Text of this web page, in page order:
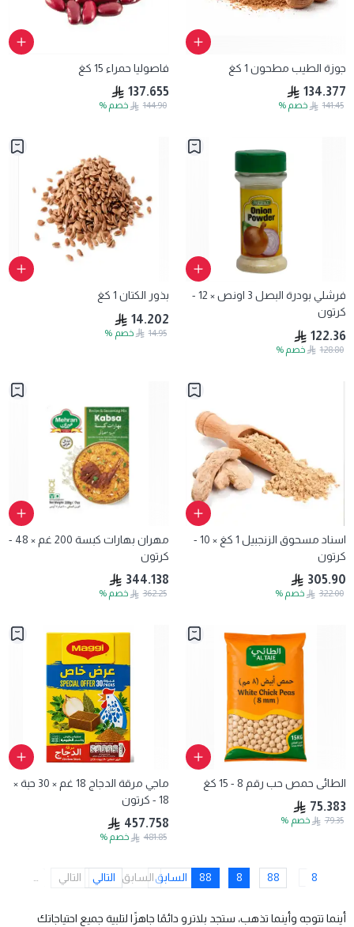
جوزة الطيب مطحون 1 كغ
134.377
141.45 خصم %
فاصوليا حمراء 15 كغ
137.655
144.90 خصم %
فرشلي بودرة البصل 3 اونص × 12 -
كرتون
122.36
128.80 خصم %
بذور الكتان 1 كغ
14.202
14.95 خصم %
اسناد مسحوق الزنجبيل 1 كغ × 10 -
كرتون
305.90
322.00 خصم %
مهران بهارات كبسة 200 غم × 48 -
كرتون
344.138
362.25 خصم %
الطائى حمص حب رقم 8 - 15 كغ
75.383
79.35 خصم %
ماجي مرقة الدجاج 18 غم × 30 حبة ×
18 - كرتون
457.758
481.85 خصم %
8
88
8
88 السابقالسابق التالي التالي …
أينما تتوجه وأينما تذهب، ستجد بلاترو دائمًا جاهزًا لتلبية جميع احتياجاتك